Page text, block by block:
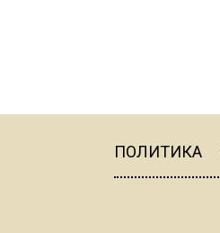
ПОЛИТИКА